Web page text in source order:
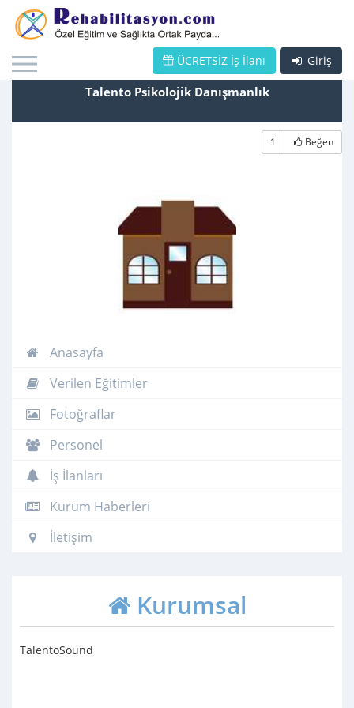
Giriş
ÜCRETSİZ İş İlanı
Talento Psikolojik Danışmanlık
1 Beğen
Anasayfa
Verilen Eğitimler
Fotoğraflar
Personel
İş İlanları
Kurum Haberleri
İletişim
Kurumsal
TalentoSound